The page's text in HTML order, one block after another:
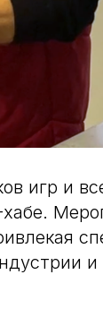
игр и